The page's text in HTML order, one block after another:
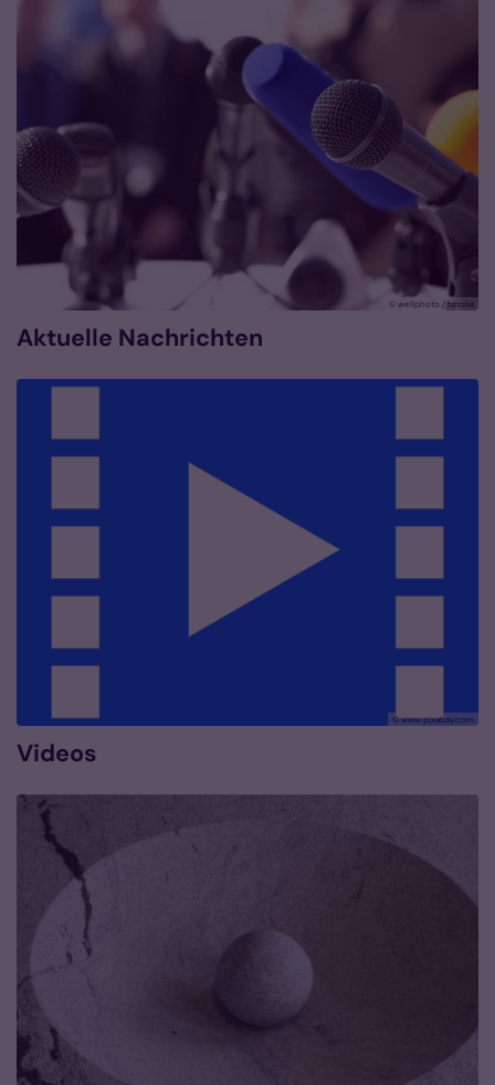
© wellphoto / fotolia
Aktuelle Nachrichten
© www.pixabay.com
Videos